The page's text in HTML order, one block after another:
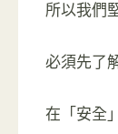
所以我們
必須先了
在「安全